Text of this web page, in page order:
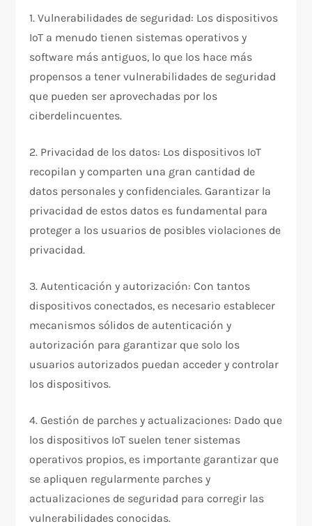
1. Vulnerabilidades de seguridad: Los dispositivos
IoT a menudo tienen sistemas operativos y
software más antiguos, lo que los hace más
propensos a tener vulnerabilidades de seguridad
que pueden ser aprovechadas por los
ciberdelincuentes.
2. Privacidad de los datos: Los dispositivos IoT
recopilan y comparten una gran cantidad de
datos personales y confidenciales. Garantizar la
privacidad de estos datos es fundamental para
proteger a los usuarios de posibles violaciones de
privacidad.
3. Autenticación y autorización: Con tantos
dispositivos conectados, es necesario establecer
mecanismos sólidos de autenticación y
autorización para garantizar que solo los
usuarios autorizados puedan acceder y controlar
los dispositivos.
4. Gestión de parches y actualizaciones: Dado que
los dispositivos IoT suelen tener sistemas
operativos propios, es importante garantizar que
se apliquen regularmente parches y
actualizaciones de seguridad para corregir las
vulnerabilidades conocidas.